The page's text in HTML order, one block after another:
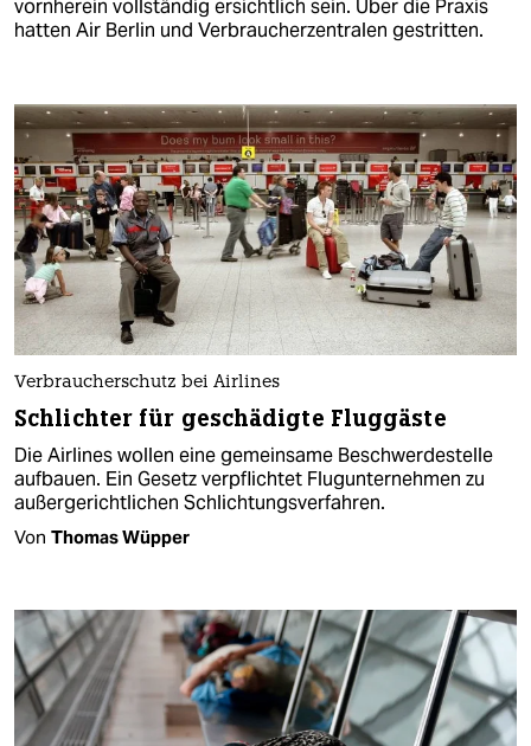
vornherein vollständig ersichtlich sein. Über die Praxis
hatten Air Berlin und Verbraucherzentralen gestritten.
Verbraucherschutz bei Airlines
Schlichter für geschädigte Fluggäste
Die Airlines wollen eine gemeinsame Beschwerdestelle
aufbauen. Ein Gesetz verpflichtet Flugunternehmen zu
außergerichtlichen Schlichtungsverfahren.
Von Thomas Wüpper